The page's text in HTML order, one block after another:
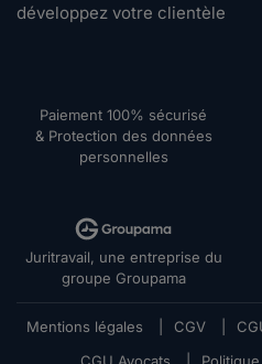
développez votre clientèle
Paiement 100% sécurisé
& Protection des données
personnelles
Juritravail, une entreprise du
groupe Groupama
Mentions légales CGV